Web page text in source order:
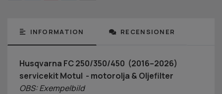
INFORMATION RECENSIONER
Husqvarna FC 250/350/450 (2016–2026)
servicekit Motul - motorolja & Oljefilter
OBS: Exempelbild